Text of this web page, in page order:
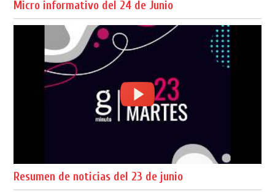
Micro informativo del 24 de Junio
Resumen de noticias del 23 de junio